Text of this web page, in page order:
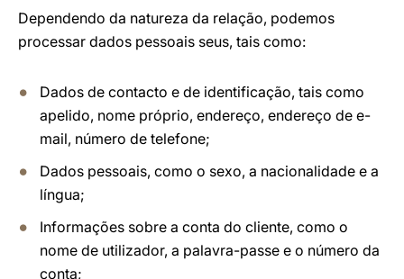
Dependendo da natureza da relação, podemos
processar dados pessoais seus, tais como:
Dados de contacto e de identificação, tais como
apelido, nome próprio, endereço, endereço de e-
mail, número de telefone;
Dados pessoais, como o sexo, a nacionalidade e a
língua;
Informações sobre a conta do cliente, como o
nome de utilizador, a palavra-passe e o número da
conta;